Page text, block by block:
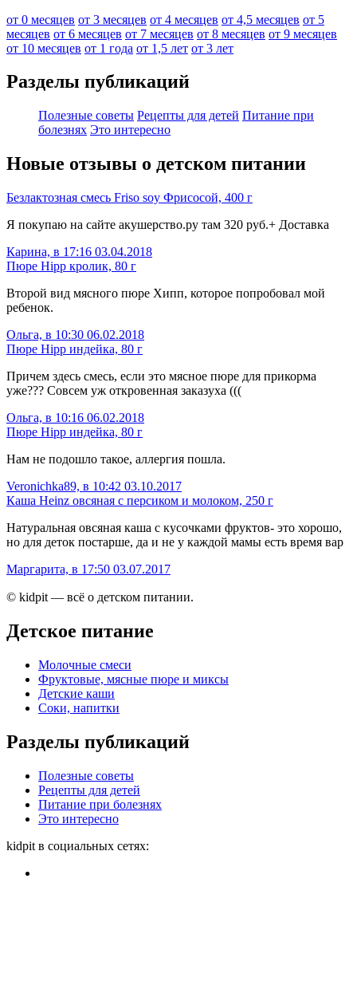
от 0 месяцев от 3 месяцев от 4 месяцев от 4,5 месяцев от 5
месяцев от 6 месяцев от 7 месяцев от 8 месяцев от 9 месяцев
от 10 месяцев от 1 года от 1,5 лет от 3 лет
Разделы публикаций
Полезные советы Рецепты для детей Питание при
болезнях Это интересно
Новые отзывы о детском питании
Безлактозная смесь Friso soy Фрисосой, 400 г
Я покупаю на сайте акушерство.ру там 320 руб.+ Доставка
Карина, в 17:16 03.04.2018
Пюре Hipp кролик, 80 г
Второй вид мясного пюре Хипп, которое попробовал мой
ребенок.
Ольга, в 10:30 06.02.2018
Пюре Hipp индейка, 80 г
Причем здесь смесь, если это мясное пюре для прикорма
уже??? Совсем уж откровенная заказуха (((
Ольга, в 10:16 06.02.2018
Пюре Hipp индейка, 80 г
Нам не подошло такое, аллергия пошла.
Veronichka89, в 10:42 03.10.2017
Каша Heinz овсяная с персиком и молоком, 250 г
Натуральная овсяная каша с кусочками фруктов- это хорошо,
но для деток постарше, да и не у каждой мамы есть время вар
Маргарита, в 17:50 03.07.2017
© kidpit — всё о детском питании.
Детское питание
Молочные смеси
Фруктовые, мясные пюре и миксы
Детские каши
Соки, напитки
Разделы публикаций
Полезные советы
Рецепты для детей
Питание при болезнях
Это интересно
kidpit в социальных сетях: